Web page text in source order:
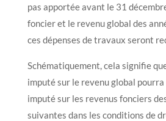
pas apportée avant le 31
foncier et le revenu global des
ces dépenses de travaux seront
Schématiquement, cela signifie
imputé sur le revenu global
imputé sur les revenus fonciers
suivantes dans les conditions de